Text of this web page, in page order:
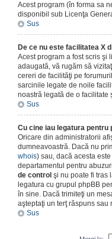
Acest program (în forma sa
disponibil sub Licenţa
Sus
De ce nu este facilitatea X
Acest program a fost scris şi
adaugată, vă rugăm să
cereri de facilităţi pe
sarcinile legate de noile
noastră legată de o facilitate
Sus
Cu cine iau legatura
Oricare din administratorii
dumneavoastră. Dacă nu
whois) sau, dacă acesta
departamentul pentru
de control şi nu poate fi tras
legatura cu grupul phpBB
în sine. Dacă trimiteţi un
aşteptaţi un terţ răspuns sau
Sus